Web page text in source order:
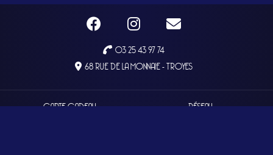
CARTE CADEAU RÉSEAU
03 25 43 97 74
68 RUE DE LA MONNAIE - TROYES